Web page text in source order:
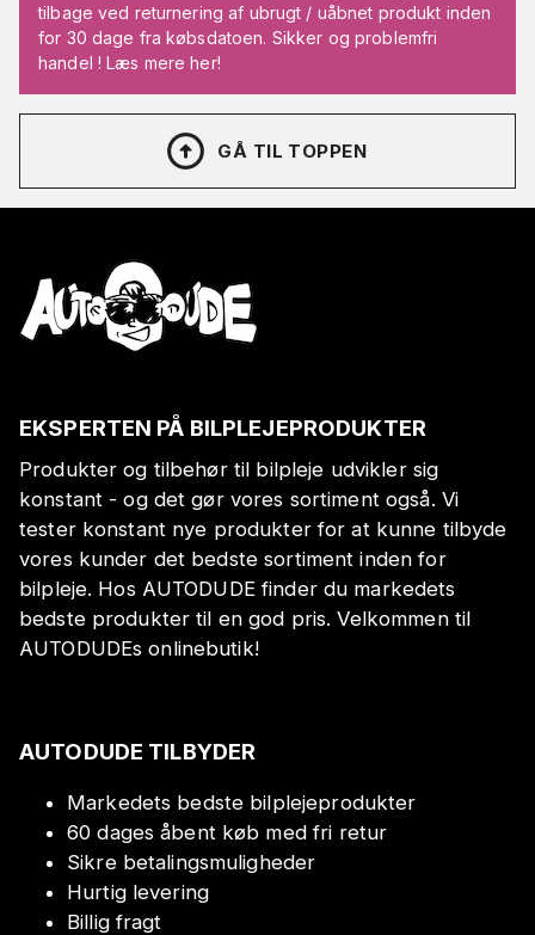
tilbage ved returnering af ubrugt / uåbnet produkt inden
for 30 dage fra købsdatoen. Sikker og problemfri
handel ! Læs mere her!
GÅ TIL TOPPEN
EKSPERTEN PÅ BILPLEJEPRODUKTER
Produkter og tilbehør til bilpleje udvikler sig
konstant - og det gør vores sortiment også. Vi
tester konstant nye produkter for at kunne tilbyde
vores kunder det bedste sortiment inden for
bilpleje. Hos AUTODUDE finder du markedets
bedste produkter til en god pris. Velkommen til
AUTODUDEs onlinebutik!
AUTODUDE TILBYDER
Markedets bedste bilplejeprodukter
60 dages åbent køb med fri retur
Sikre betalingsmuligheder
Hurtig levering
Billig fragt